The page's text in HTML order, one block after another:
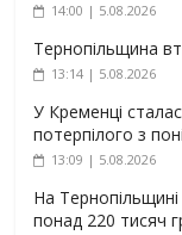
14:00 | 5.08.2026
Тернопільщина
13:14 | 5.08.2026
У Кременці
потерпілого з
13:09 | 5.08.2026
На
понад 220 тисяч